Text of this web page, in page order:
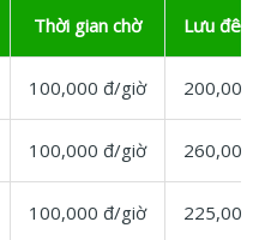
Thời gian chờ Lưu
100,000 đ/giờ
100,000 đ/giờ
100,000 đ/giờ